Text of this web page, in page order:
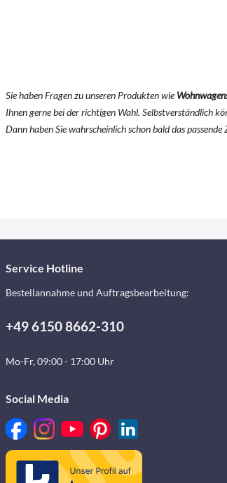
Sie haben Fragen zu unseren Produkten wie
Ihnen gerne bei der richtigen Wahl. Selbstverständlich
Dann haben Sie wahrscheinlich schon bald das
Service Hotline
Bestellannahme und Auftragsbearbeitung:
+49 6150 8662-310
Mo-Fr, 09:00 - 17:00 Uhr
Social Media